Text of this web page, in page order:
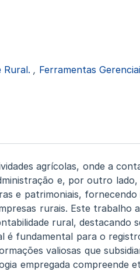
Rural. , Ferramentas
agrícolas, onde a
e, por outro
e patrimoniais,
rurais. Este trabalho
rural, destacando
é fundamental para o
valiosas que
empregada compreende